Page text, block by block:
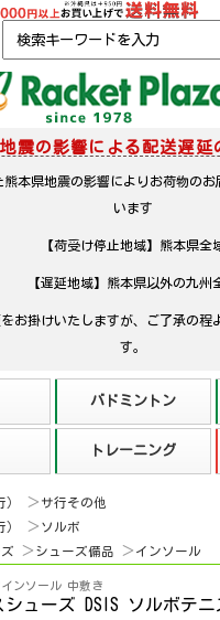
震の影響による配送遅延
熊本県地震の影響によりお荷物の
います
【荷受け停止地域】熊本県全
【遅延地域】熊本県以外の九州
お掛けいたしますが、ご了承の程
す。
）
サ行その他
）
ソルボ
シューズ備品 インソール
インソール 中敷き
ューズ DSIS ソルボテニ